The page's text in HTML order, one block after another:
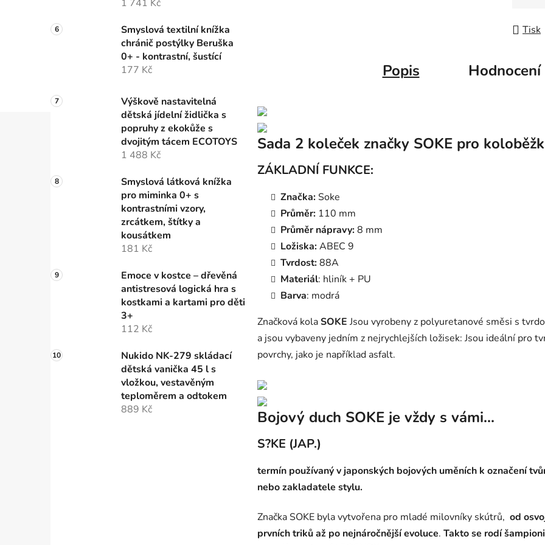
1 741 Kč
Smyslová textilní knížka
chránič postýlky Beruška
0+ - kontrastní, šustící
177 Kč
Výškově nastavitelná
dětská jídelní židlička s
popruhy z ekokůže s
dvojitým tácem ECOTOYS
1 488 Kč
Smyslová látková knížka
pro miminka 0+ s
kontrastními vzory,
zrcátkem, štítky a
kousátkem
181 Kč
Emoce v kostce – dřevěná
antistresová logická hra s
kostkami a kartami pro děti
3+
112 Kč
Nukido NK-279 skládací
dětská vanička 45 l s
vložkou, vestavěným
teploměrem a odtokem
889 Kč
Tisk
Popis Hodnocení
Sada 2 koleček značky SOKE pro
ZÁKLADNÍ FUNKCE:
Značka:Soke
Průměr: 110 mm
Průměr nápravy:8 mm
Ložiska:ABEC 9
Tvrdost:88A
Materiál: hliník + PU
Barva: modrá
Značková kolaSOKE Jsou vyrobeny z polyuretanové směsi s
a jsou vybaveny jedním z nejrychlejších ložisek: Jsou ideální pro
povrchy, jako je například asfalt.
Bojový duch SOKE je vždy s vámi...
S?KE (JAP.)
termín používaný v japonských bojových uměních k označení
nebo zakladatele stylu.
Značka SOKE byla vytvořena pro mladé milovníky skútrů, od
prvních triků až po nejnáročnější evoluce. Takto se rodí